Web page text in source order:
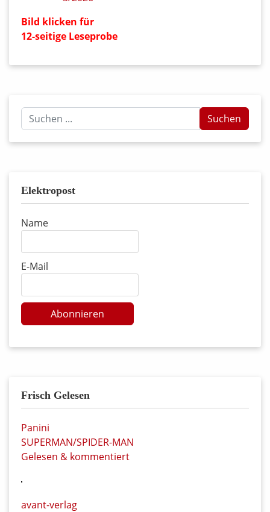
Bild klicken für
12-seitige Leseprobe
Suchen
...
Suchen
Elektropost
Name
E-Mail
Abonnieren
Frisch Gelesen
Panini
SUPERMAN/SPIDER-MAN
Gelesen & kommentiert
avant-verlag